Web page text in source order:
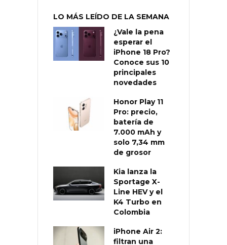
LO MÁS LEÍDO DE LA SEMANA
¿Vale la pena
esperar el
iPhone 18 Pro?
Conoce sus 10
principales
novedades
Honor Play 11
Pro: precio,
batería de
7.000 mAh y
solo 7,34 mm
de grosor
Kia lanza la
Sportage X-
Line HEV y el
K4 Turbo en
Colombia
iPhone Air 2:
filtran una